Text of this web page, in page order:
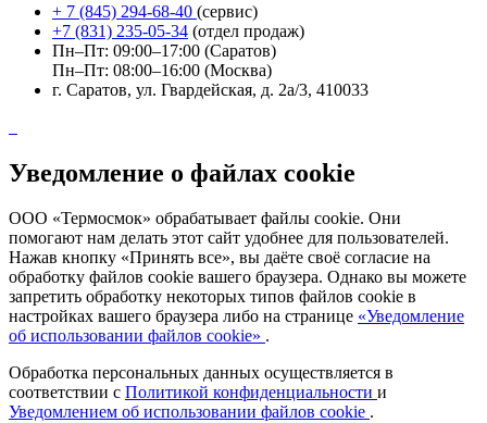
+ 7 (845) 294-68-40 (сервис)
+7 (831) 235-05-34 (отдел продаж)
Пн–Пт: 09:00–17:00 (Саратов)
Пн–Пт: 08:00–16:00 (Москва)
г. Саратов, ул. Гвардейская, д. 2а/3, 410033
Уведомление о файлах cookie
ООО «Термосмок» обрабатывает файлы cookie. Они
помогают нам делать этот сайт удобнее для пользователей.
Нажав кнопку «Принять все», вы даёте своё согласие на
обработку файлов cookie вашего браузера. Однако вы можете
запретить обработку некоторых типов файлов cookie в
настройках вашего браузера либо на странице «Уведомление
об использовании файлов cookie» .
Обработка персональных данных осуществляется в
соответствии с Политикой конфиденциальности и
Уведомлением об использовании файлов cookie .